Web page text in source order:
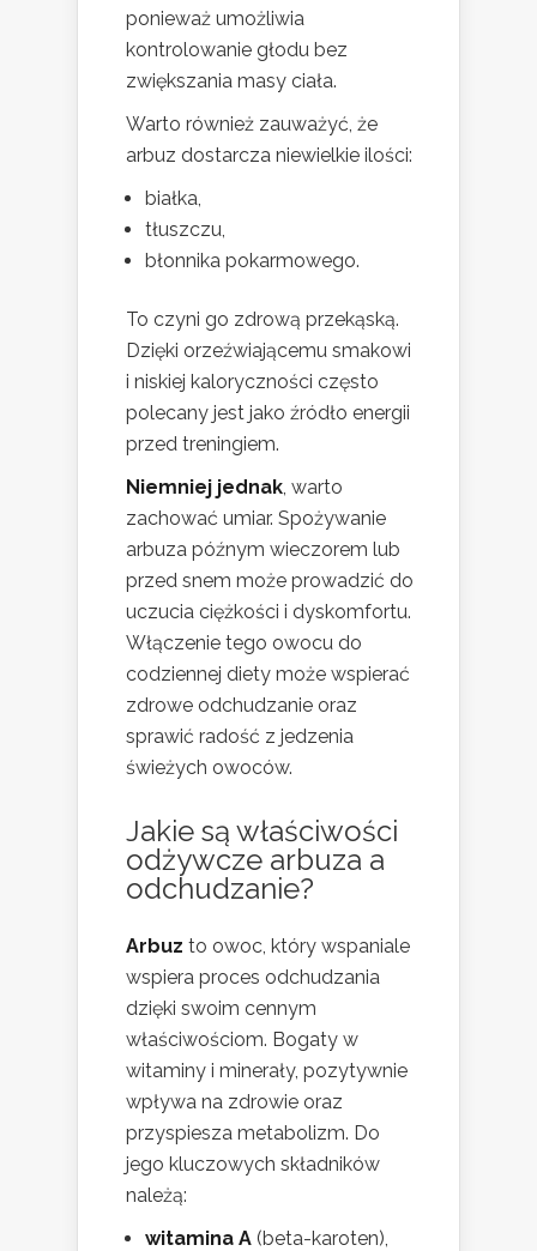
ponieważ umożliwia
kontrolowanie głodu bez
zwiększania masy ciała.
Warto również zauważyć, że
arbuz dostarcza niewielkie ilości:
białka,
tłuszczu,
błonnika pokarmowego.
To czyni go zdrową przekąską.
Dzięki orzeźwiającemu smakowi
i niskiej kaloryczności często
polecany jest jako źródło energii
przed treningiem.
Niemniej jednak , warto
zachować umiar. Spożywanie
arbuza późnym wieczorem lub
przed snem może prowadzić do
uczucia ciężkości i dyskomfortu.
Włączenie tego owocu do
codziennej diety może wspierać
zdrowe odchudzanie oraz
sprawić radość z jedzenia
świeżych owoców.
Jakie są właściwości
odżywcze arbuza a
odchudzanie?
Arbuz to owoc, który wspaniale
wspiera proces odchudzania
dzięki swoim cennym
właściwościom. Bogaty w
witaminy i minerały, pozytywnie
wpływa na zdrowie oraz
przyspiesza metabolizm. Do
jego kluczowych składników
należą:
witamina A (beta-karoten),